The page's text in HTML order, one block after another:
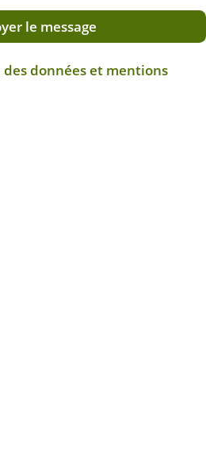
le message
données et mentions